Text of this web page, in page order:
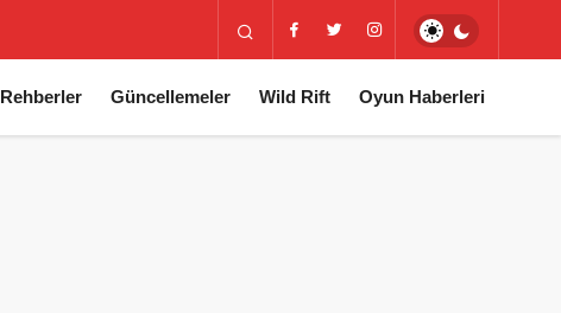
Rehberler Güncellemeler Wild Rift Oyun Haberleri